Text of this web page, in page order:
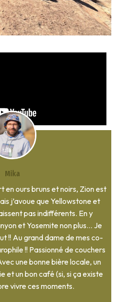
Mika
en ours bruns et noirs, Zion est
j’avoue que Yellowstone et
pas indifférents. En y
et Yosemite non plus… Je
!! Au grand dame de mes co-
!! Passionné de couchers
une bonne bière locale, un
et un bon café (si, si ça existe
vivre ces moments.